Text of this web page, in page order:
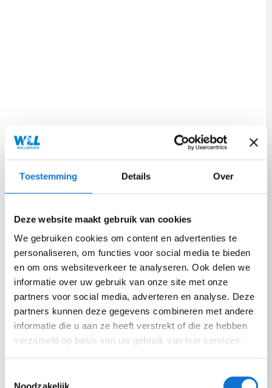
Toestemming Details Over
Deze website maakt gebruik van cookies
We gebruiken cookies om content en advertenties te
personaliseren, om functies voor social media te bieden
en om ons websiteverkeer te analyseren. Ook delen we
informatie over uw gebruik van onze site met onze
partners voor social media, adverteren en analyse. Deze
partners kunnen deze gegevens combineren met andere
informatie die u aan ze heeft verstrekt of die ze hebben
verzameld op basis van uw gebruik van hun services.
Noodzakelijk